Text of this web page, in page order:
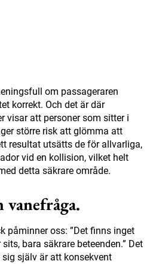
om passageraren
korrekt. Och det är där
visar att personer som sitter i
större risk att glömma att
resultat utsätts de för allvarliga,
vid en kollision, vilket helt
detta säkrare område.
vanefråga.
påminner oss: ”Det finns inget
bara säkrare beteenden.” Det
själv är att konsekvent